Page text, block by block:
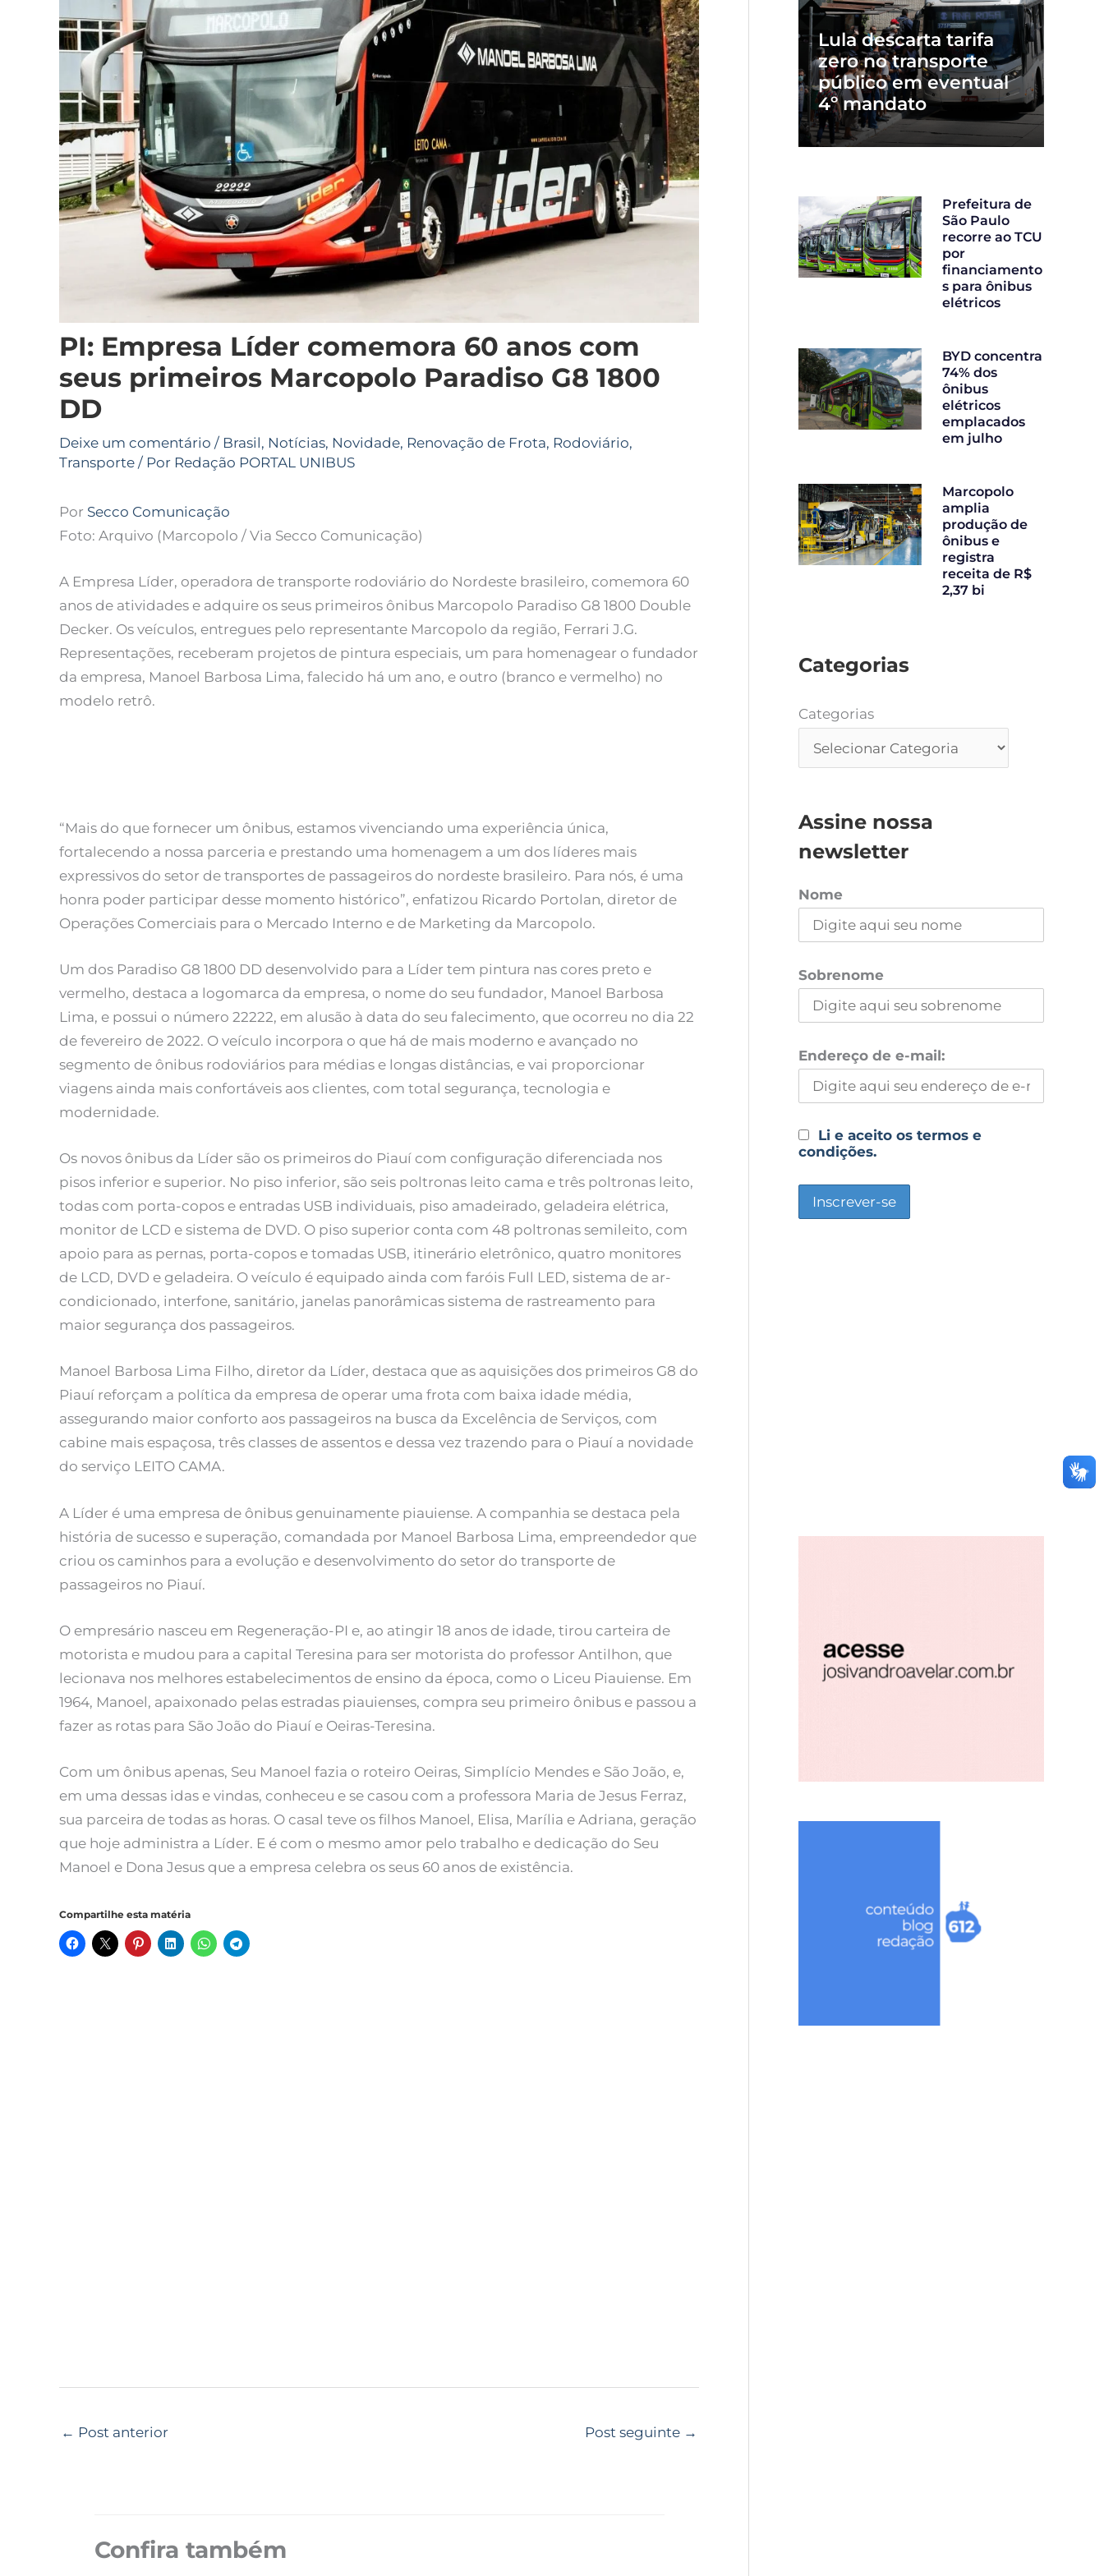
PI: Empresa Líder comemora 60 anos com
seus primeiros Marcopolo Paradiso G8 1800
DD
Deixe um comentário / Brasil, Notícias, Novidade, Renovação de Frota, Rodoviário,
Transporte / Por Redação PORTAL UNIBUS
Por Secco Comunicação
Foto: Arquivo (Marcopolo / Via Secco Comunicação)
A Empresa Líder, operadora de transporte rodoviário do Nordeste brasileiro, comemora 60
anos de atividades e adquire os seus primeiros ônibus Marcopolo Paradiso G8 1800 Double
Decker. Os veículos, entregues pelo representante Marcopolo da região, Ferrari J.G.
Representações, receberam projetos de pintura especiais, um para homenagear o fundador
da empresa, Manoel Barbosa Lima, falecido há um ano, e outro (branco e vermelho) no
modelo retrô.
“Mais do que fornecer um ônibus, estamos vivenciando uma experiência única,
fortalecendo a nossa parceria e prestando uma homenagem a um dos líderes mais
expressivos do setor de transportes de passageiros do nordeste brasileiro. Para nós, é uma
honra poder participar desse momento histórico”, enfatizou Ricardo Portolan, diretor de
Operações Comerciais para o Mercado Interno e de Marketing da Marcopolo.
Um dos Paradiso G8 1800 DD desenvolvido para a Líder tem pintura nas cores preto e
vermelho, destaca a logomarca da empresa, o nome do seu fundador, Manoel Barbosa
Lima, e possui o número 22222, em alusão à data do seu falecimento, que ocorreu no dia 22
de fevereiro de 2022. O veículo incorpora o que há de mais moderno e avançado no
segmento de ônibus rodoviários para médias e longas distâncias, e vai proporcionar
viagens ainda mais confortáveis aos clientes, com total segurança, tecnologia e
modernidade.
Os novos ônibus da Líder são os primeiros do Piauí com configuração diferenciada nos
pisos inferior e superior. No piso inferior, são seis poltronas leito cama e três poltronas leito,
todas com porta-copos e entradas USB individuais, piso amadeirado, geladeira elétrica,
monitor de LCD e sistema de DVD. O piso superior conta com 48 poltronas semileito, com
apoio para as pernas, porta-copos e tomadas USB, itinerário eletrônico, quatro monitores
de LCD, DVD e geladeira. O veículo é equipado ainda com faróis Full LED, sistema de ar-
condicionado, interfone, sanitário, janelas panorâmicas sistema de rastreamento para
maior segurança dos passageiros.
Manoel Barbosa Lima Filho, diretor da Líder, destaca que as aquisições dos primeiros G8 do
Piauí reforçam a política da empresa de operar uma frota com baixa idade média,
assegurando maior conforto aos passageiros na busca da Excelência de Serviços, com
cabine mais espaçosa, três classes de assentos e dessa vez trazendo para o Piauí a novidade
do serviço LEITO CAMA.
A Líder é uma empresa de ônibus genuinamente piauiense. A companhia se destaca pela
história de sucesso e superação, comandada por Manoel Barbosa Lima, empreendedor que
criou os caminhos para a evolução e desenvolvimento do setor do transporte de
passageiros no Piauí.
O empresário nasceu em Regeneração-PI e, ao atingir 18 anos de idade, tirou carteira de
motorista e mudou para a capital Teresina para ser motorista do professor Antilhon, que
lecionava nos melhores estabelecimentos de ensino da época, como o Liceu Piauiense. Em
1964, Manoel, apaixonado pelas estradas piauienses, compra seu primeiro ônibus e passou a
fazer as rotas para São João do Piauí e Oeiras-Teresina.
Com um ônibus apenas, Seu Manoel fazia o roteiro Oeiras, Simplício Mendes e São João, e,
em uma dessas idas e vindas, conheceu e se casou com a professora Maria de Jesus Ferraz,
sua parceira de todas as horas. O casal teve os filhos Manoel, Elisa, Marília e Adriana, geração
que hoje administra a Líder. E é com o mesmo amor pelo trabalho e dedicação do Seu
Manoel e Dona Jesus que a empresa celebra os seus 60 anos de existência.
Compartilhe esta matéria
← Post anterior Post seguinte →
Confira também
Lula descarta tarifa
zero no transporte
público em eventual
4º mandato
Prefeitura de
São Paulo
recorre ao TCU
por
financiamento
s para ônibus
elétricos
BYD concentra
74% dos
ônibus
elétricos
emplacados
em julho
Marcopolo
amplia
produção de
ônibus e
registra
receita de R$
2,37 bi
Categorias
Categorias
Assine nossa
newsletter
Nome
Sobrenome
Endereço de e-mail:
Li e aceito os termos e
condições.